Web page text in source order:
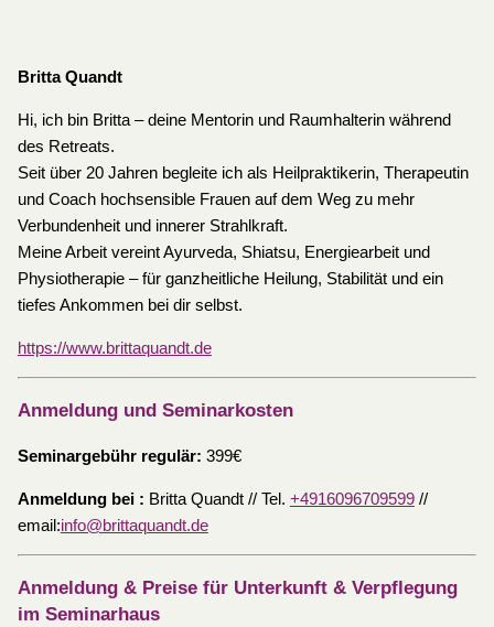
Britta Quandt
Hi, ich bin Britta – deine Mentorin und Raumhalterin während
des Retreats.
Seit über 20 Jahren begleite ich als Heilpraktikerin, Therapeutin
und Coach hochsensible Frauen auf dem Weg zu mehr
Verbundenheit und innerer Strahlkraft.
Meine Arbeit vereint Ayurveda, Shiatsu, Energiearbeit und
Physiotherapie – für ganzheitliche Heilung, Stabilität und ein
tiefes Ankommen bei dir selbst.
https://www.brittaquandt.de
Anmeldung und Seminarkosten
Seminargebühr regulär: 399€
Anmeldung bei : Britta Quandt // Tel. +4916096709599//
email:info@brittaquandt.de
Anmeldung & Preise für Unterkunft & Verpflegung
im Seminarhaus